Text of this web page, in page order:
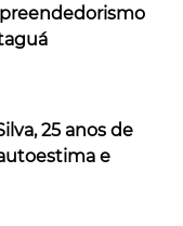
25 anos de
e